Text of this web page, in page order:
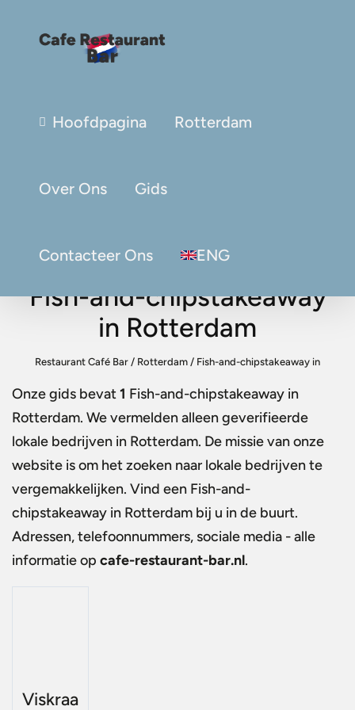
Hoofdpagina Rotterdam
Over Ons Gids
Contacteer Ons ENG
Fish-and-chipstakeaway
in Rotterdam
Restaurant Café Bar / Rotterdam / Fish-and-chipstakeaway in
Onze gids bevat1 Fish-and-chipstakeaway in
Rotterdam. We vermelden alleen geverifieerde
lokale bedrijven in Rotterdam. De missie van onze
website is om het zoeken naar lokale bedrijven te
vergemakkelijken. Vind een Fish-and-
chipstakeaway in Rotterdam bij u in de buurt.
Adressen, telefoonnummers, sociale media - alle
informatie op cafe-restaurant-bar.nl.
Viskraa